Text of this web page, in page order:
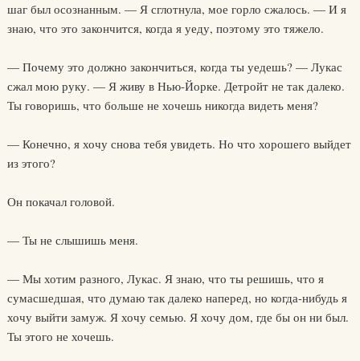
шаг был осознанным. — Я сглотнула, мое горло сжалось. — И я
знаю, что это закончится, когда я уеду, поэтому это тяжело.
— Почему это должно закончиться, когда ты уедешь? — Лукас
сжал мою руку. — Я живу в Нью-Йорке. Детройт не так далеко.
Ты говоришь, что больше не хочешь никогда видеть меня?
— Конечно, я хочу снова тебя увидеть. Но что хорошего выйдет
из этого?
Он покачал головой.
— Ты не слышишь меня.
— Мы хотим разного, Лукас. Я знаю, что ты решишь, что я
сумасшедшая, что думаю так далеко наперед, но когда-нибудь я
хочу выйти замуж. Я хочу семью. Я хочу дом, где бы он ни был.
Ты этого не хочешь.